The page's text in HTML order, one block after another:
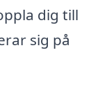
dig till
sig på